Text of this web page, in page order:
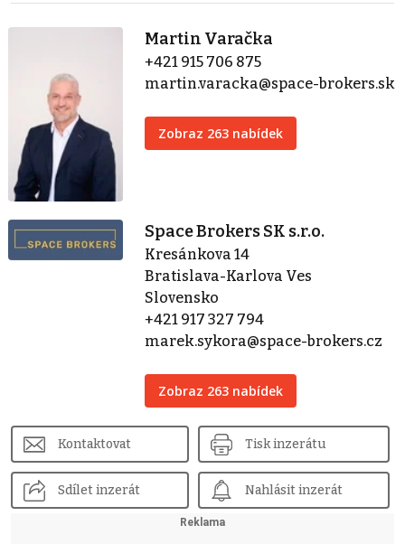
Martin Varačka
+421 915 706 875
martin.varacka@space-brokers.sk
Zobraz 263 nabídek
Space Brokers SK s.r.o.
Kresánkova 14
Bratislava-Karlova Ves
Slovensko
+421 917 327 794
marek.sykora@space-brokers.cz
Zobraz 263 nabídek
Kontaktovat Tisk inzerátu
Sdílet inzerát Nahlásit inzerát